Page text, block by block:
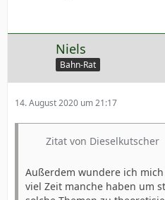
Niels
Bahn-Rat
14. August 2020 um 21:17
Zitat von Dieselkutscher
Außerdem wundere ich
viel Zeit manche haben um